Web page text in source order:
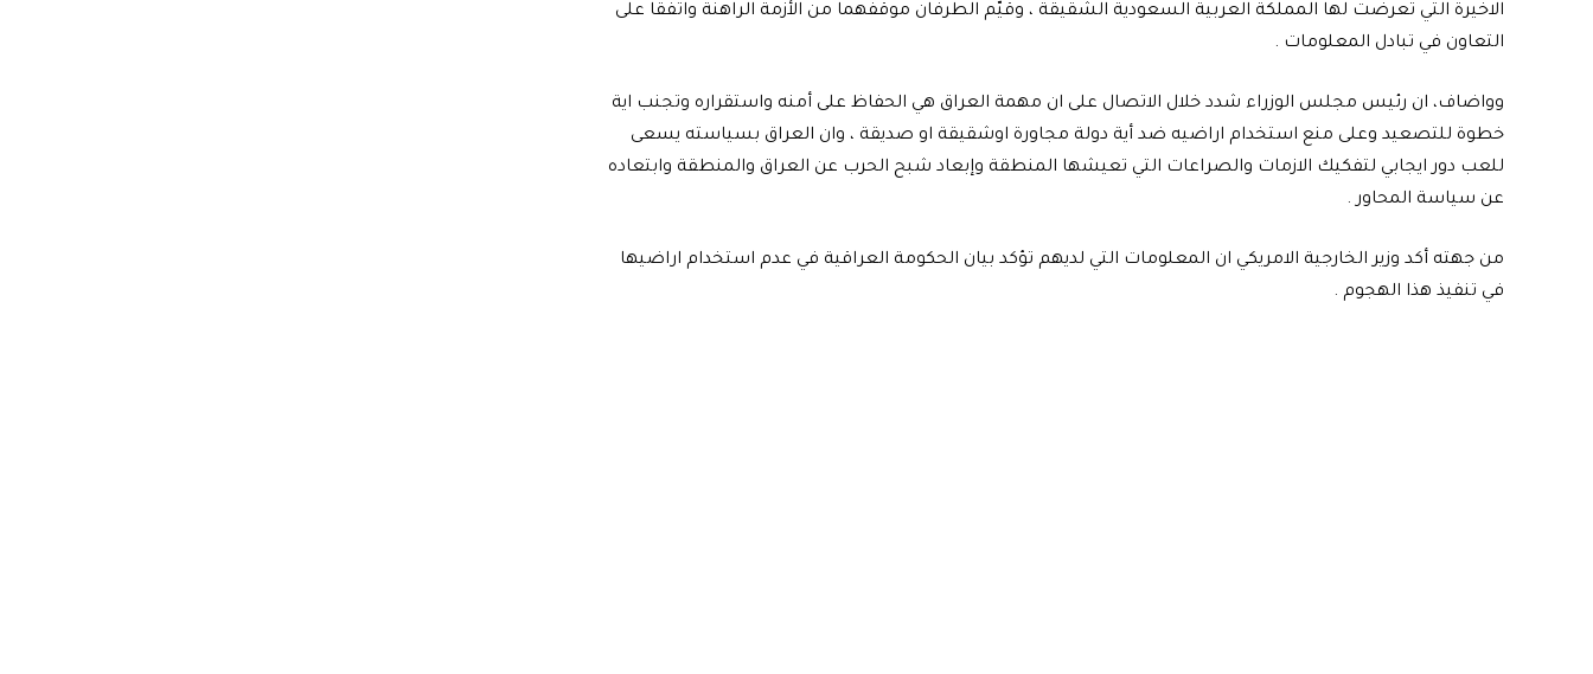
الاخيرة التي تعرضت لها المملكة العربية السعودية الشقيقة ، وقيّم الطرفان موقفهما من الأزمة الراهنة واتفقا على
التعاون في تبادل المعلومات .
وواضاف، ان رئيس مجلس الوزراء شدد خلال الاتصال على ان مهمة العراق هي الحفاظ على أمنه واستقراره وتجنب اية
خطوة للتصعيد وعلى منع استخدام اراضيه ضد أية دولة مجاورة اوشقيقة او صديقة ، وان العراق بسياسته يسعى
للعب دور ايجابي لتفكيك الازمات والصراعات التي تعيشها المنطقة وإبعاد شبح الحرب عن العراق والمنطقة وابتعاده
عن سياسة المحاور .
من جهته أكد وزير الخارجية الامريكي ان المعلومات التي لديهم تؤكد بيان الحكومة العراقية في عدم استخدام اراضيها
في تنفيذ هذا الهجوم .